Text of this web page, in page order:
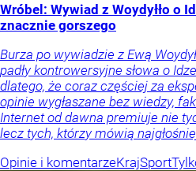
Wróbel: Wywiad z Woydyłło o
znacznie gorszego
Burza po wywiadzie z Ewą
padły kontrowersyjne słowa o
dlatego, że coraz częściej za
opinie wygłaszane bez wiedzy,
Internet od dawna premiuje nie
lecz tych, którzy mówią
Opinie i komentarzeKrajSport